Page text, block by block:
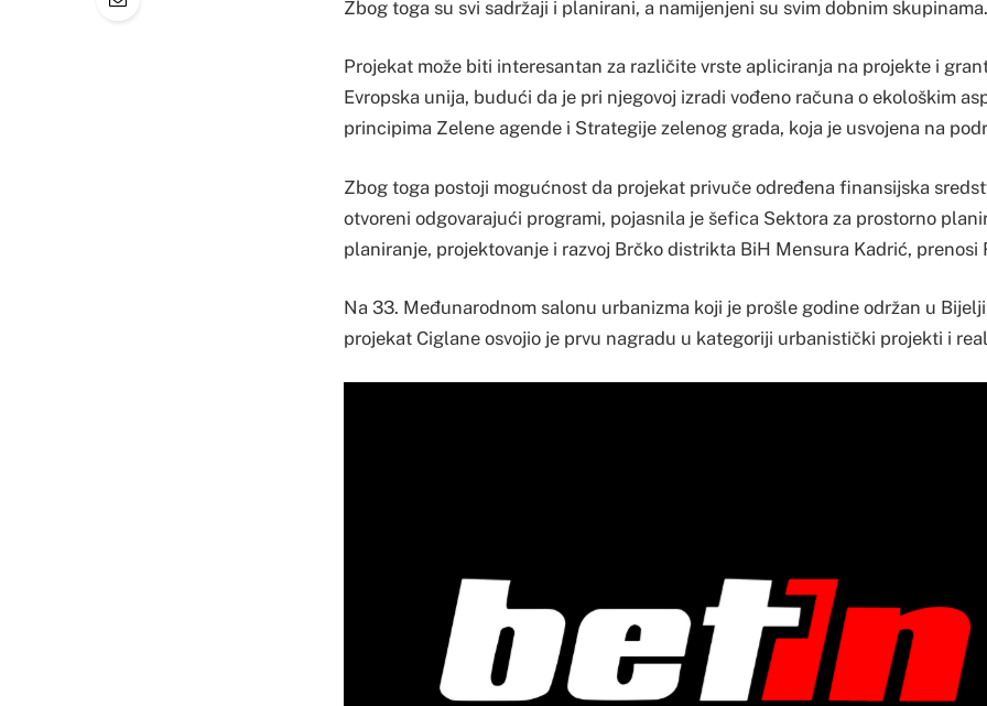
Zbog toga su svi sadržaji i planirani, a namijenjeni su svim dobnim skupinama.
Projekat može biti interesantan za različite vrste apliciranja na projekte i
Evropska unija, budući da je pri njegovoj izradi vođeno računa o ekološkim
principima Zelene agende i Strategije zelenog grada, koja je usvojena na
Zbog toga postoji mogućnost da projekat privuče određena finansijska
otvoreni odgovarajući programi, pojasnila je šefica Sektora za prostorno
planiranje, projektovanje i razvoj Brčko distrikta BiH Mensura Kadrić, prenosi
Na 33. Međunarodnom salonu urbanizma koji je prošle godine održan u
projekat Ciglane osvojio je prvu nagradu u kategoriji urbanistički projekti i